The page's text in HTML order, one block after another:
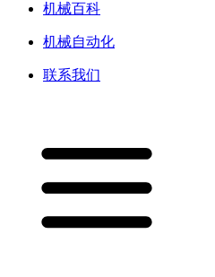
机械百科
机械自动化
联系我们